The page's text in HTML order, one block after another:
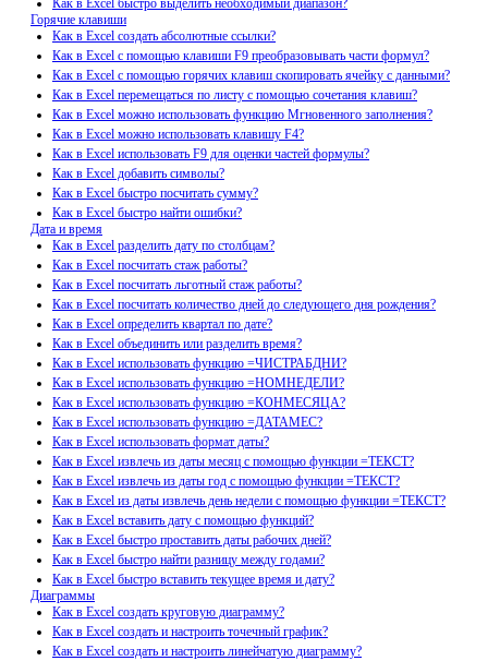
Как в Excel быстро выделить необходимый диапазон?
Горячие клавиши
Как в Excel создать абсолютные ссылки?
Как в Excel с помощью клавиши F9 преобразовывать части формул?
Как в Excel с помощью горячих клавиш скопировать ячейку с данными?
Как в Excel перемещаться по листу с помощью сочетания клавиш?
Как в Excel можно использовать функцию Мгновенного заполнения?
Как в Excel можно использовать клавишу F4?
Как в Excel использовать F9 для оценки частей формулы?
Как в Excel добавить символы?
Как в Excel быстро посчитать сумму?
Как в Excel быстро найти ошибки?
Дата и время
Как в Excel разделить дату по столбцам?
Как в Excel посчитать стаж работы?
Как в Excel посчитать льготный стаж работы?
Как в Excel посчитать количество дней до следующего дня рождения?
Как в Excel определить квартал по дате?
Как в Excel объединить или разделить время?
Как в Excel использовать функцию =ЧИСТРАБДНИ?
Как в Excel использовать функцию =НОМНЕДЕЛИ?
Как в Excel использовать функцию =КОНМЕСЯЦА?
Как в Excel использовать функцию =ДАТАМЕС?
Как в Excel использовать формат даты?
Как в Excel извлечь из даты месяц с помощью функции =ТЕКСТ?
Как в Excel извлечь из даты год с помощью функции =ТЕКСТ?
Как в Excel из даты извлечь день недели с помощью функции =ТЕКСТ?
Как в Excel вставить дату с помощью функций?
Как в Excel быстро проставить даты рабочих дней?
Как в Excel быстро найти разницу между годами?
Как в Excel быстро вставить текущее время и дату?
Диаграммы
Как в Excel создать круговую диаграмму?
Как в Excel создать и настроить точечный график?
Как в Excel создать и настроить линейчатую диаграмму?